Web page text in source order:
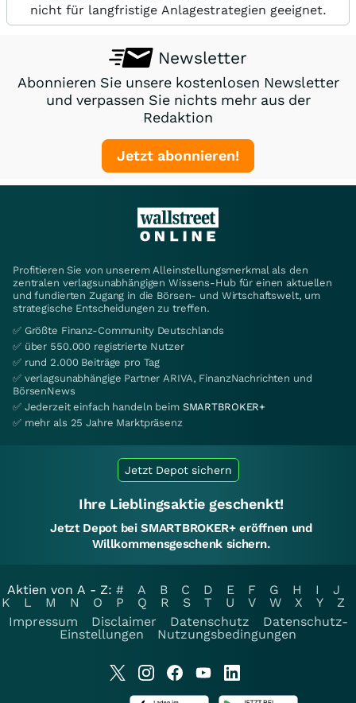
nicht für langfristige Anlagestrategien geeignet.
Newsletter
Abonnieren Sie unsere kostenlosen Newsletter
und verpassen Sie nichts mehr aus der
Redaktion
Jetzt abonnieren!
Profitieren Sie von unserem Alleinstellungsmerkmal als den
zentralen verlagsunabhängigen Wissens-Hub für einen aktuellen
und fundierten Zugang in die Börsen- und Wirtschaftswelt, um
strategische Entscheidungen zu treffen.
✅ Größte Finanz-Community Deutschlands
✅ über 550.000 registrierte Nutzer
✅ rund 2.000 Beiträge pro Tag
✅ verlagsunabhängige Partner ARIVA, FinanzNachrichten und
BörsenNews
✅ Jederzeit einfach handeln beim SMARTBROKER+
✅ mehr als 25 Jahre Marktpräsenz
Jetzt Depot sichern
Ihre Lieblingsaktie geschenkt!
Jetzt Depot bei SMARTBROKER+ eröffnen und
Willkommensgeschenk sichern.
Aktien von A - Z: # A B C D E F G H I
J
K
L M N O P Q R S T U V W X Y
Z
Impressum
Disclaimer Datenschutz
Datenschutz-
Einstellungen
Nutzungsbedingungen